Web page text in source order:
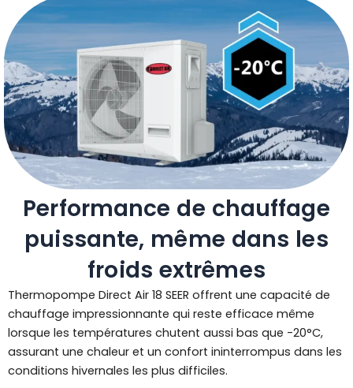
Performance de chauffage
puissante, même dans les
froids extrêmes
Thermopompe Direct Air 18 SEER offrent une capacité de
chauffage impressionnante qui reste efficace même
lorsque les températures chutent aussi bas que -20°C,
assurant une chaleur et un confort ininterrompus dans les
conditions hivernales les plus difficiles.